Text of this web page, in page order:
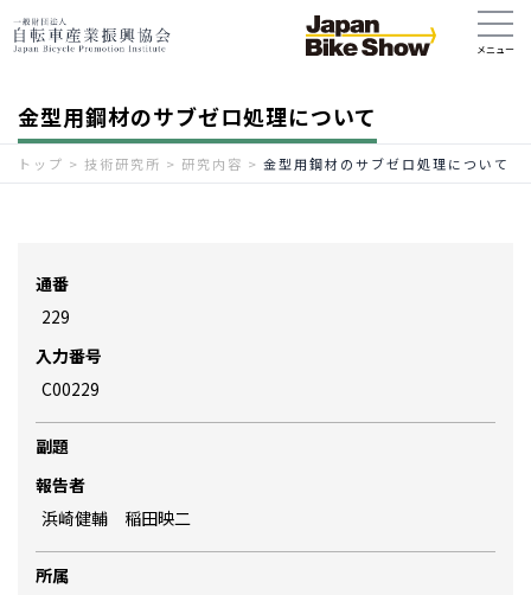
金型用鋼材のサブゼロ処理について
トップ > 技術研究所 > 研究内容 > 金型用鋼材のサブゼロ処理について
通番
229
入力番号
C00229
副題
報告者
浜崎健輔 稲田映二
所属